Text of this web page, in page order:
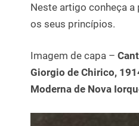
Neste artigo conheça
os seus princípios.
Imagem de capa –
Giorgio de Chirico,
Moderna de Nova